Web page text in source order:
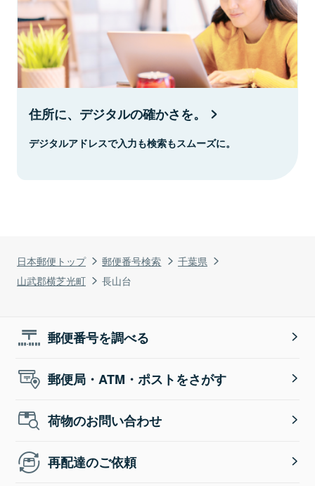
日本郵便トップ 郵便番号検索
千葉県
山武郡横芝光町
長山台
住所に、デジタルの確かさを。
デジタルアドレスで入力も検索もスムーズに。
郵便番号を調べる
郵便局・ATM・ポストをさがす
荷物のお問い合わせ
再配達のご依頼